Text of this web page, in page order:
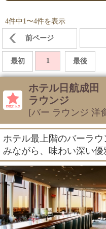
4件中1〜4件を表示
前ページ
最初 1 最後
ホテル日航成田
ラウンジ
[バー ラウンジ 洋
ホテル最上階のバーラ
みながら、味わい深い優